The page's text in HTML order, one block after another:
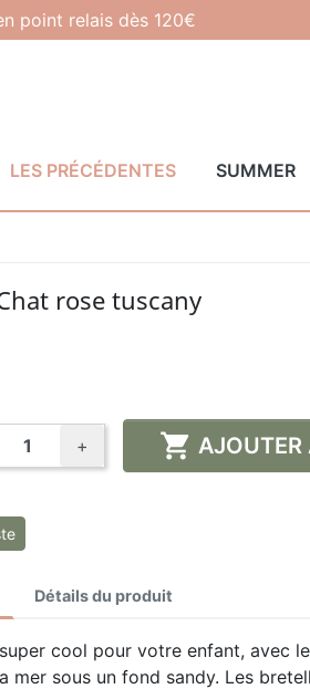
point relais dès 120€
LES PRÉCÉDENTES SUMMER
rose tuscany
+  AJOUTER
Détails du produit
cool pour votre enfant, avec
mer sous un fond sandy. Les